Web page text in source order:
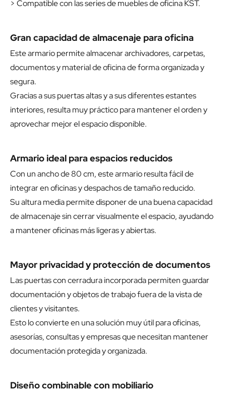
> Compatible con las series de muebles de oficina KST.
Gran capacidad de almacenaje para oficina
Este armario permite almacenar archivadores, carpetas,
documentos y material de oficina de forma organizada y
segura.
Gracias a sus puertas altas y a sus diferentes estantes
interiores, resulta muy práctico para mantener el orden y
aprovechar mejor el espacio disponible.
Armario ideal para espacios reducidos
Con un ancho de 80 cm, este armario resulta fácil de
integrar en oficinas y despachos de tamaño reducido.
Su altura media permite disponer de una buena capacidad
de almacenaje sin cerrar visualmente el espacio, ayudando
a mantener oficinas más ligeras y abiertas.
Mayor privacidad y protección de documentos
Las puertas con cerradura incorporada permiten guardar
documentación y objetos de trabajo fuera de la vista de
clientes y visitantes.
Esto lo convierte en una solución muy útil para oficinas,
asesorías, consultas y empresas que necesitan mantener
documentación protegida y organizada.
Diseño combinable con mobiliario